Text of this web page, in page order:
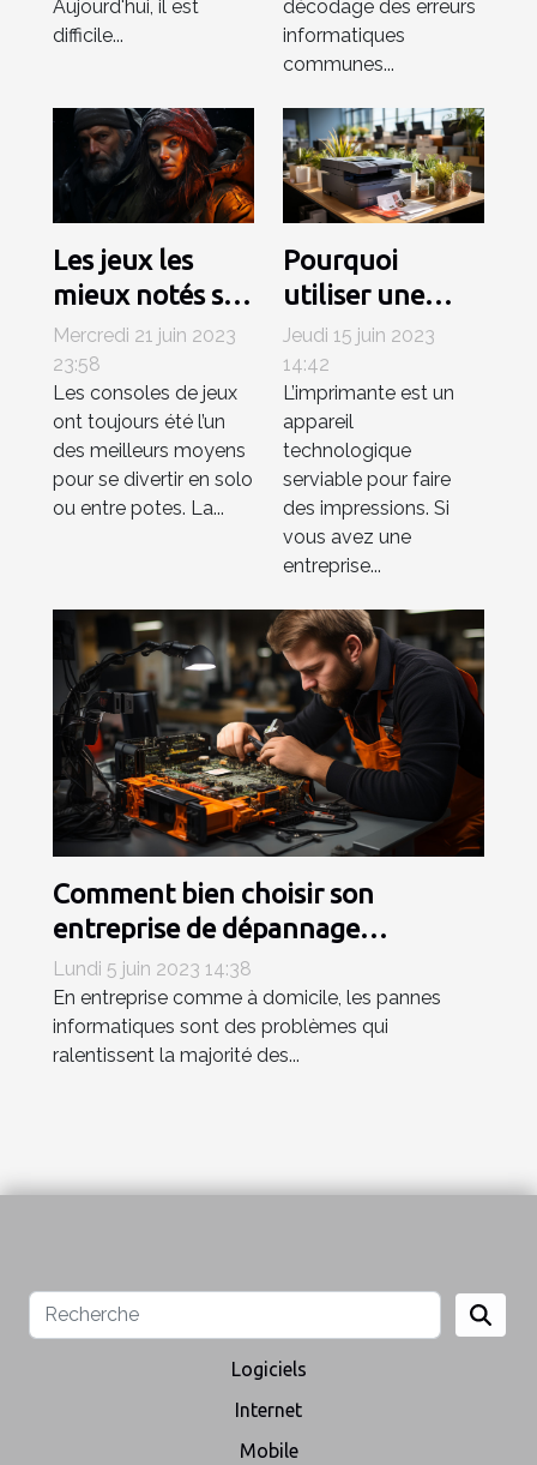
Aujourd'hui, il est
difficile...
décodage des erreurs
informatiques
communes...
Les jeux les
mieux notés sur
la PlayStation 5
Mercredi 21 juin 2023
23:58
Les consoles de jeux
ont toujours été l’un
des meilleurs moyens
pour se divertir en solo
ou entre potes. La...
Pourquoi
utiliser une
imprimante
professionnelle
pour votre
entreprise ?
Jeudi 15 juin 2023
14:42
L’imprimante est un
appareil
technologique
serviable pour faire
des impressions. Si
vous avez une
entreprise...
Comment bien choisir son
entreprise de dépannage
informatique ?
Lundi 5 juin 2023 14:38
En entreprise comme à domicile, les pannes
informatiques sont des problèmes qui
ralentissent la majorité des...
Logiciels
Internet
Mobile